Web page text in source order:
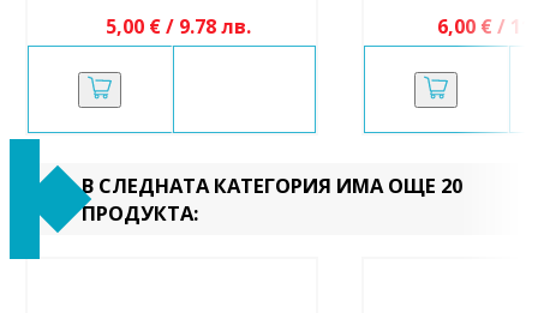
5,00 € / 9.78 лв. 6,00 € /
В СЛЕДНАТА КАТЕГОРИЯ ИМА ОЩЕ 20
ПРОДУКТА: